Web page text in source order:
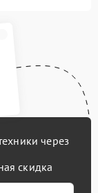
через
скидка